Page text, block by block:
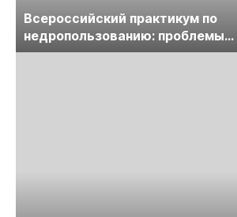
Всероссийский практикум по
недропользованию: проблемы
лицензирования,